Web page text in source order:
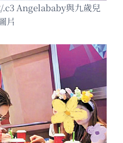
Angelababy與九歲兒
片